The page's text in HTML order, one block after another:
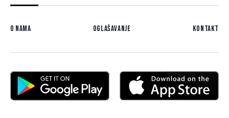
O nama Oglašavanje Kontakt